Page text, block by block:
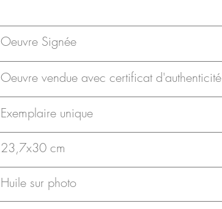
Oeuvre Signée
Oeuvre vendue avec certificat d'authenticité
Exemplaire unique
23,7x30 cm
Huile sur photo